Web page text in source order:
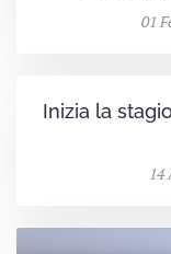
01
Inizia la
14